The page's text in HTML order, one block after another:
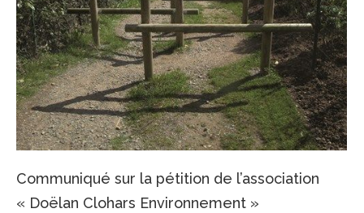
Communiqué sur la pétition de l’association
« Doëlan Clohars Environnement »